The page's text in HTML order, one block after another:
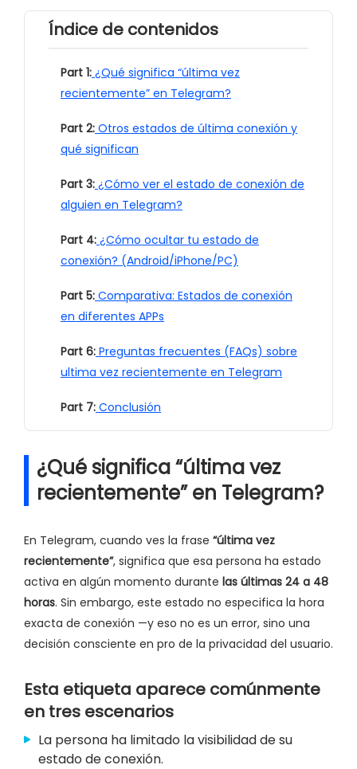
Índice de contenidos
Part 1: ¿Qué significa “última vez
recientemente” en Telegram?
Part 2: Otros estados de última conexión y
qué significan
Part 3: ¿Cómo ver el estado de conexión de
alguien en Telegram?
Part 4: ¿Cómo ocultar tu estado de
conexión? (Android/iPhone/PC)
Part 5: Comparativa: Estados de conexión
en diferentes APPs
Part 6: Preguntas frecuentes (FAQs) sobre
ultima vez recientemente en Telegram
Part 7: Conclusión
¿Qué significa “última vez
recientemente” en Telegram?
En Telegram, cuando ves la frase “última vez
recientemente”, significa que esa persona ha estado
activa en algún momento durante las últimas 24 a 48
horas. Sin embargo, este estado no especifica la hora
exacta de conexión —y eso no es un error, sino una
decisión consciente en pro de la privacidad del usuario.
Esta etiqueta aparece comúnmente
en tres escenarios
La persona ha limitado la visibilidad de su
estado de conexión.